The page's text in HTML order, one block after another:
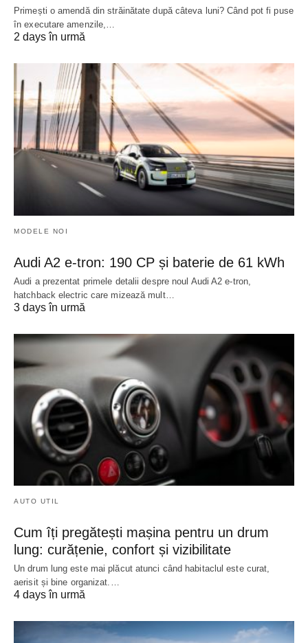
Primești o amendă din străinătate după câteva luni? Când pot fi puse
în executare amenzile,…
2 days în urmă
MODELE NOI
Audi A2 e-tron: 190 CP și baterie de 61 kWh
Audi a prezentat primele detalii despre noul Audi A2 e-tron,
hatchback electric care mizează mult…
3 days în urmă
AUTO UTIL
Cum îți pregătești mașina pentru un drum
lung: curățenie, confort și vizibilitate
Un drum lung este mai plăcut atunci când habitaclul este curat,
aerisit și bine organizat.…
4 days în urmă